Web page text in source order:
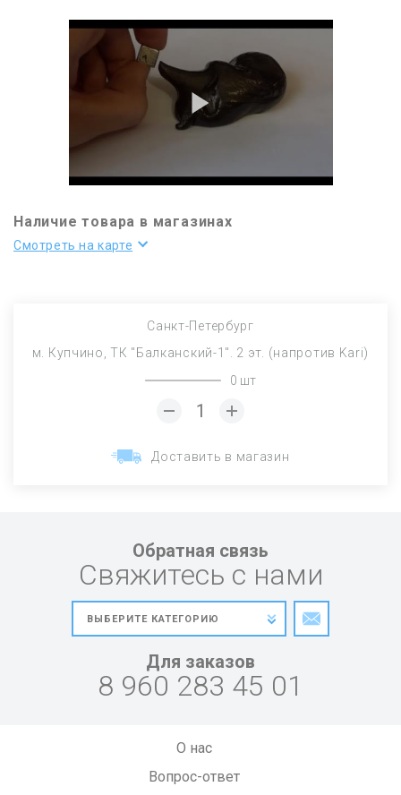
Наличие товара в магазинах
Смотреть на карте
Санкт-Петербург
м. Купчино, ТК "Балканский-1". 2 эт. (напротив Kari)
0 шт
Доставить в магазин
Обратная связь
Свяжитесь с нами
Для заказов
8 960 283 45 01
О нас
Вопрос-ответ